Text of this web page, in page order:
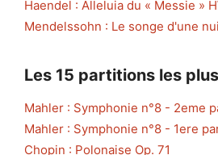
Haendel : Alleluia du « Messie »
Mendelssohn : Le songe d'une
Les 15 partitions les
Mahler : Symphonie n°8 - 2eme
Mahler : Symphonie n°8 - 1ere
Chopin : Polonaise Op. 71